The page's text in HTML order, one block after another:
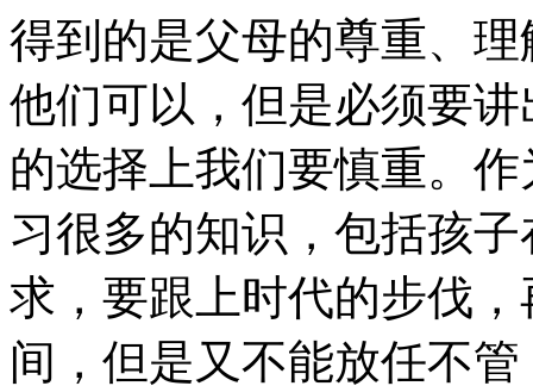
得到的是父母的尊重、
他们可以，但是必须要
的选择上我们要慎重。
习很多的知识，包括孩
求，要跟上时代的步伐
间，但是又不能放任不